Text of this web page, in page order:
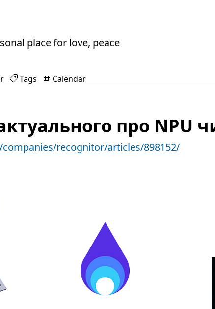
place for love, peace
Tags Calendar
про NPU
recognitor/articles/898152/